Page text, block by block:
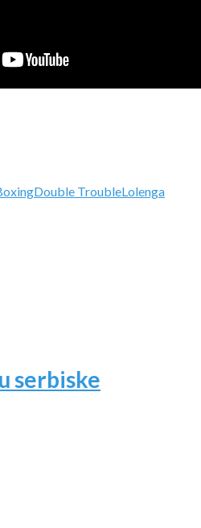
Double TroubleLolenga
serbiske